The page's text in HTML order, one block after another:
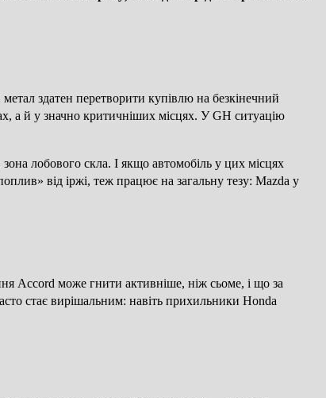
здатен перетворити купівлю на безкінечний
а й у значно критичніших місцях. У GH ситуацію
лобового скла. І якщо автомобіль у цих місцях
від іржі, теж працює на загальну тезу: Mazda у
Accord може гнити активніше, ніж сьоме, і що за
стає вирішальним: навіть прихильники Honda